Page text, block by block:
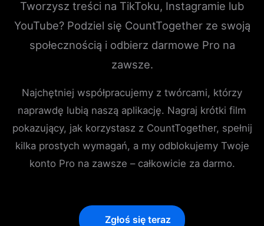
Tworzysz treści na TikToku, Instagramie lub
YouTube? Podziel się CountTogether ze swoją
społecznością i odbierz darmowe Pro na
zawsze.
Najchętniej współpracujemy z twórcami, którzy
naprawdę lubią naszą aplikację. Nagraj krótki film
pokazujący, jak korzystasz z CountTogether, spełnij
kilka prostych wymagań, a my odblokujemy Twoje
konto Pro na zawsze – całkowicie za darmo.
Zgłoś się teraz